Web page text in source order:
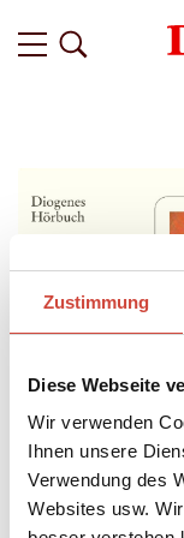
Zustimmung
Diese Webseite
Wir verwenden
Ihnen unsere
Verwendung des
Websites usw.
Download Bilddatei ↘